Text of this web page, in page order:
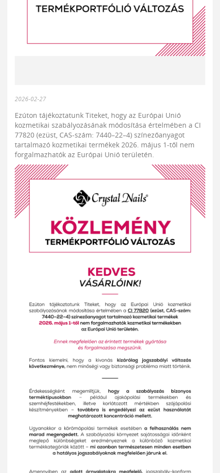
2026-02-27
Ezúton tájékoztatunk Titeket, hogy az Európai Unió
kozmetikai szabályozásának módosítása értelmében a CI
77820 (ezüst, CAS-szám: 7440–22–4) színezőanyagot
tartalmazó kozmetikai termékek 2026. május 1-től nem
forgalmazhatók az Európai Unió területén.